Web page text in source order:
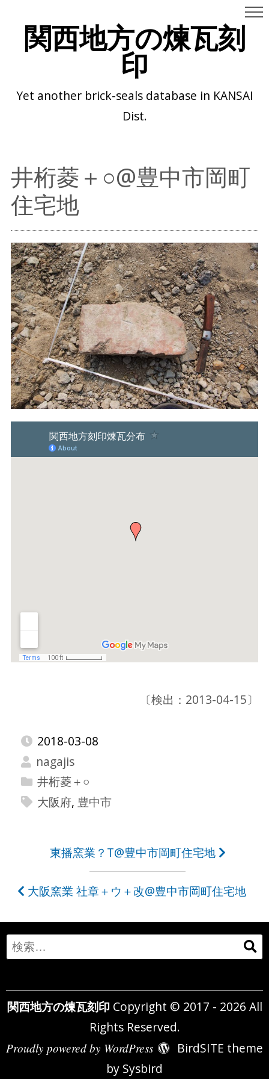
関西地方の煉瓦刻
印
Yet another brick-seals database in KANSAI
Dist.
井桁菱＋○@豊中市岡町
住宅地
〔検出：2013-04-15〕
2018-03-08
nagajis
井桁菱＋○
大阪府, 豊中市
ナ
ビ
ゲ
ー
シ
ョ
東播窯業？T@豊中市岡町住宅地
大阪窯業 社章＋ウ＋改@豊中市岡町住宅地
Search
for:
関西地方の煉瓦刻印 Copyright © 2017 - 2026 All
Rights Reserved.
Proudly powered by WordPress
BirdSITE theme
by Sysbird